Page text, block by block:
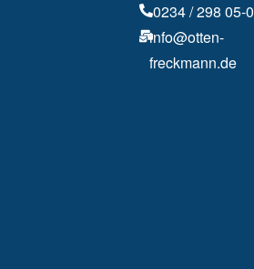
0234 / 298 05-0
info@otten-
freckmann.de